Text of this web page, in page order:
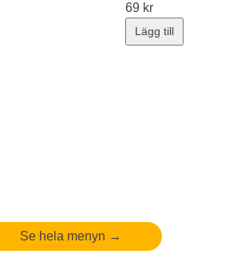
69 kr
Lägg till
Se hela menyn →